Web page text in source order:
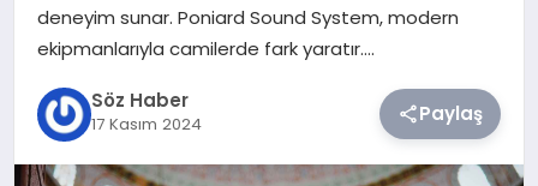
SIYASET
YAŞAM
deneyim sunar. Poniard Sound System, modern
ekipmanlarıyla camilerde fark yaratır….
Söz Haber
17 Kasım 2024 Paylaş